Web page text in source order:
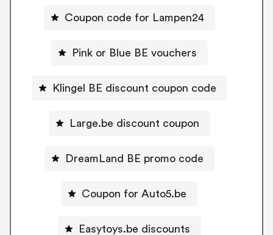
Coupon code for Lampen24
Pink or Blue BE vouchers
Klingel BE discount coupon code
Large.be discount coupon
DreamLand BE promo code
Coupon for Auto5.be
Easytoys.be discounts